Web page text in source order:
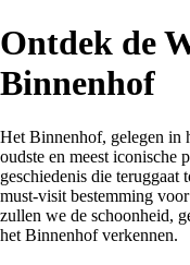
Ontdek de
Binnenhof
Het Binnenhof, gelegen in
oudste en meest iconische
geschiedenis die teruggaat
must-visit bestemming
zullen we de schoonheid,
het Binnenhof verkennen.